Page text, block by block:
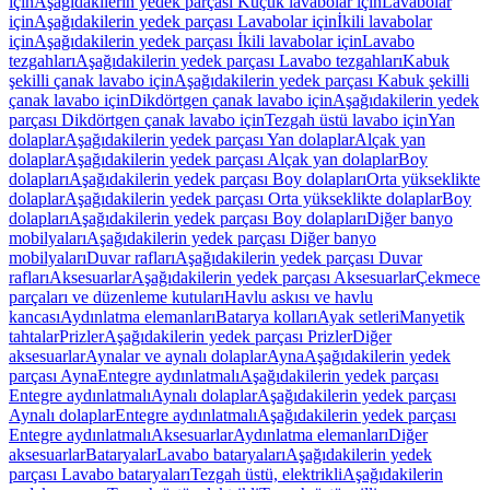
içinAşağıdakilerin yedek parçası Lavabolar içinİkili lavabolar
içinAşağıdakilerin yedek parçası İkili lavabolar içinLavabo
tezgahlarıAşağıdakilerin yedek parçası Lavabo tezgahlarıKabuk
şekilli çanak lavabo içinAşağıdakilerin yedek parçası Kabuk şekilli
çanak lavabo içinDikdörtgen çanak lavabo içinAşağıdakilerin yedek
parçası Dikdörtgen çanak lavabo içinTezgah üstü lavabo içinYan
dolaplarAşağıdakilerin yedek parçası Yan dolaplarAlçak yan
dolaplarAşağıdakilerin yedek parçası Alçak yan dolaplarBoy
dolaplarıAşağıdakilerin yedek parçası Boy dolaplarıOrta yükseklikte
dolaplarAşağıdakilerin yedek parçası Orta yükseklikte dolaplarBoy
dolaplarıAşağıdakilerin yedek parçası Boy dolaplarıDiğer banyo
mobilyalarıAşağıdakilerin yedek parçası Diğer banyo
mobilyalarıDuvar raflarıAşağıdakilerin yedek parçası Duvar
raflarıAksesuarlarAşağıdakilerin yedek parçası AksesuarlarÇekmece
parçaları ve düzenleme kutularıHavlu askısı ve havlu
kancasıAydınlatma elemanlarıBatarya kollarıAyak setleriManyetik
tahtalarPrizlerAşağıdakilerin yedek parçası PrizlerDiğer
aksesuarlarAynalar ve aynalı dolaplarAynaAşağıdakilerin yedek
parçası AynaEntegre aydınlatmalıAşağıdakilerin yedek parçası
Entegre aydınlatmalıAynalı dolaplarAşağıdakilerin yedek parçası
Aynalı dolaplarEntegre aydınlatmalıAşağıdakilerin yedek parçası
Entegre aydınlatmalıAksesuarlarAydınlatma elemanlarıDiğer
aksesuarlarBataryalarLavabo bataryalarıAşağıdakilerin yedek
parçası Lavabo bataryalarıTezgah üstü, elektrikliAşağıdakilerin